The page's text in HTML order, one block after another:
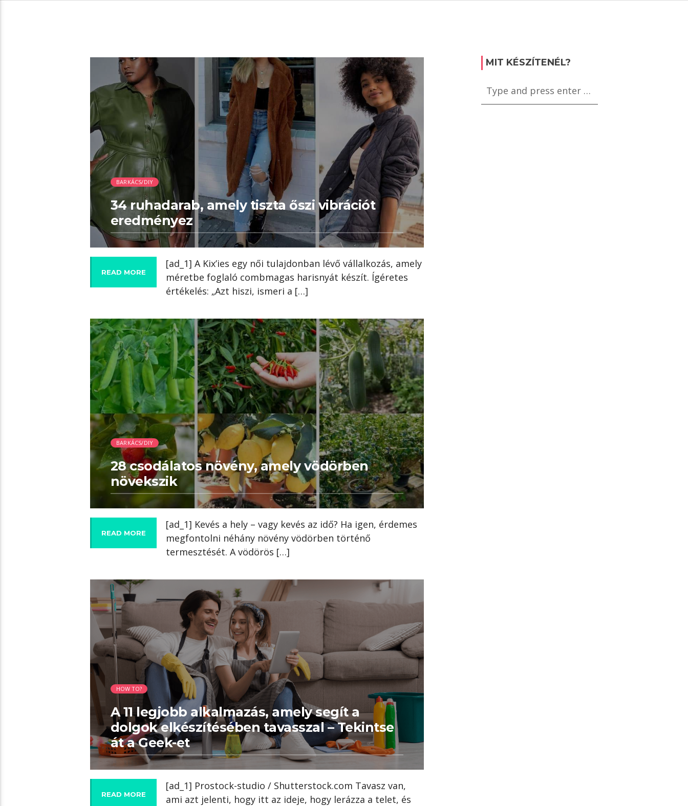
00:44 READ TIME
BARKÁCS/DIY
34 ruhadarab, amely tiszta őszi vibrációt
eredményez
READ MORE
[ad_1] A Kix’ies egy női tulajdonban lévő vállalkozás, amely
méretbe foglaló combmagas harisnyát készít. Ígéretes
értékelés: „Azt hiszi, ismeri a […]
08:01 READ TIME
BARKÁCS/DIY
28 csodálatos növény, amely vödörben
növekszik
READ MORE
[ad_1] Kevés a hely – vagy kevés az idő? Ha igen, érdemes
megfontolni néhány növény vödörben történő
termesztését. A vödörös […]
07:02 READ TIME
HOW TO?
A 11 legjobb alkalmazás, amely segít a
dolgok elkészítésében tavasszal – Tekintse
át a Geek-et
READ MORE
[ad_1] Prostock-studio / Shutterstock.com Tavasz van,
ami azt jelenti, hogy itt az ideje, hogy lerázza a telet, és
MIT KÉSZÍTENÉL?